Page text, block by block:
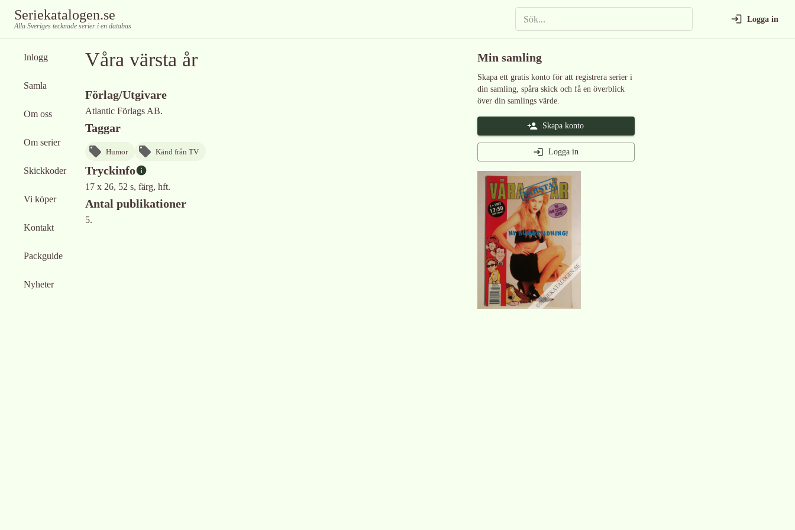
Seriekatalogen.se
Alla Sveriges tecknade serier i en databas
Logga in
Inlogg
Samla
Om oss
Om serier
Skickkoder
Vi köper
Kontakt
Packguide
Nyheter
Våra värsta år
Förlag/Utgivare
Atlantic Förlags AB.
Taggar
Humor Känd från TV
Tryckinfo
17 x 26, 52 s, färg, hft.
Antal publikationer
5.
Min samling
Skapa ett gratis konto för att registrera serier i
din samling, spåra skick och få en överblick
över din samlings värde.
Skapa konto
Logga in